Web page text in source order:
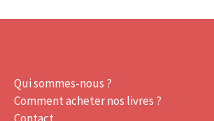
Qui sommes-nous ?
Comment acheter nos livres ?